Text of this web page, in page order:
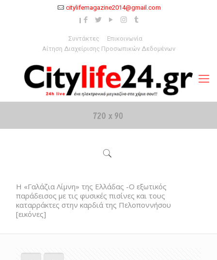
citylifemagazine2014@gmail.com
Συντάκτες
Επικοινωνία
Αίτηση Διαχείρισης Προσωπικών Δεδομένων
Η «Γαλάζια Λίμνη» της Ελλάδας -Ο εξωτικός
παράδεισος με τις φυσικές πισίνες και τους
καταρράκτες στην καρδιά της Πελοποννήσου
[εικόνες]